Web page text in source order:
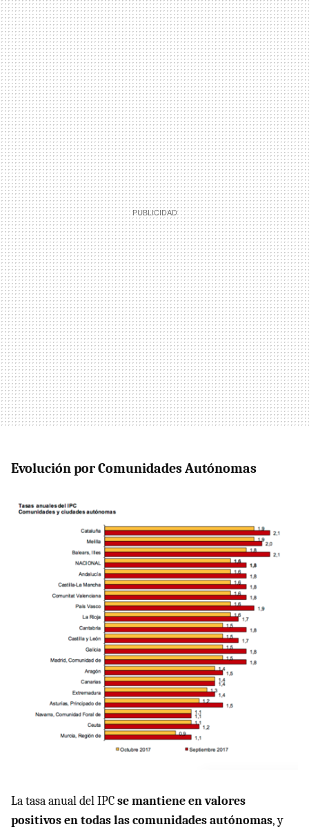
Evolución por Comunidades Autónomas
La tasa anual del IPCse mantiene en valores
positivos en todas las comunidades autónomas, y